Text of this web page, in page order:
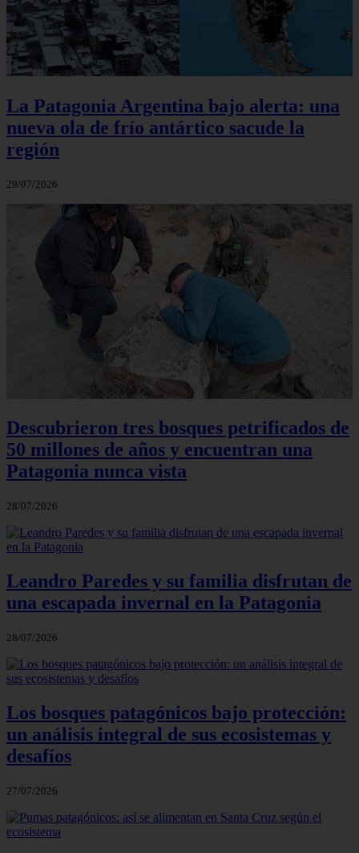
La Patagonia Argentina bajo alerta: una
nueva ola de frío antártico sacude la
región
29/07/2026
Descubrieron tres bosques petrificados de
50 millones de años y encuentran una
Patagonia nunca vista
28/07/2026
Leandro Paredes y su familia disfrutan de
una escapada invernal en la Patagonia
28/07/2026
Los bosques patagónicos bajo protección:
un análisis integral de sus ecosistemas y
desafíos
27/07/2026